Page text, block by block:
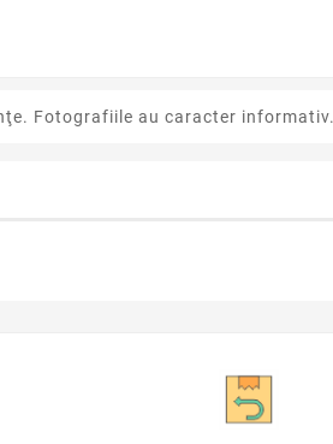
Fotografiile au caracter informativ.